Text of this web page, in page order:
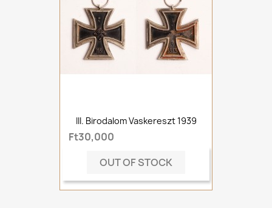
III. Birodalom Vaskereszt 1939
Ft30,000
OUT OF STOCK